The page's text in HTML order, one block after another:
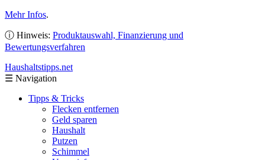
Mehr Infos.
ⓘ Hinweis: Produktauswahl, Finanzierung und
Bewertungsverfahren
Haushaltstipps.net
☰ Navigation
Tipps & Tricks
Flecken entfernen
Geld sparen
Haushalt
Putzen
Schimmel